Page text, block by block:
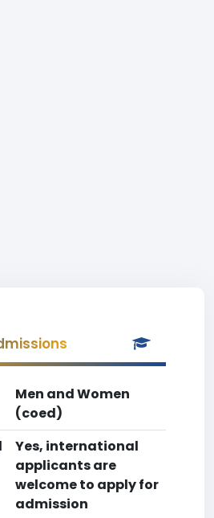
Men and Women
(coed)
Yes, international
applicants are
welcome to apply for
admission